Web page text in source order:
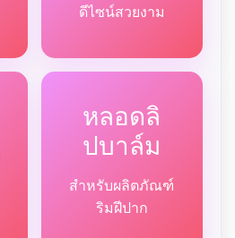
ดีไซน์สวยงาม
หลอดลิ
ปบาล์ม
สำหรับผลิตภัณฑ์
ริมฝีปาก